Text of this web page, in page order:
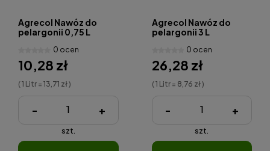
Agrecol Nawóz do
pelargonii 0,75 L
0 ocen
10,28 zł
( 1 Litr = 13,71 zł )
- +
szt.
Agrecol Nawóz do
pelargonii 3 L
0 ocen
26,28 zł
( 1 Litr = 8,76 zł )
- +
szt.